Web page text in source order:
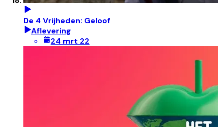
De 4 Vrijheden: Geloof
Aflevering
24 mrt 22